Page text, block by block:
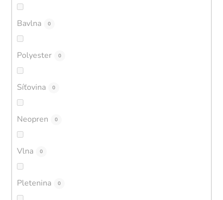
Bavlna 0
Polyester 0
Síťovina 0
Neopren 0
Vlna 0
Pletenina 0